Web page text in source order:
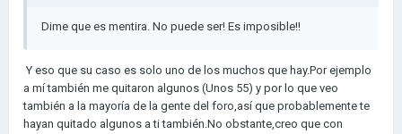
Dime que es mentira. No puede ser! Es imposible!!
Y eso que su caso es solo uno de los muchos que hay.Por ejemplo
a mí también me quitaron algunos (Unos 55) y por lo que veo
también a la mayoría de la gente del foro,así que probablemente te
hayan quitado algunos a ti también.No obstante,creo que con